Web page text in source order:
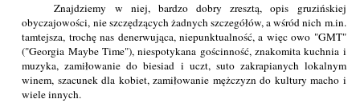
Znajdziemy w niej, bardzo dobry zresztą, opis gruzińskiej
obyczajowości, nie szczędzących żadnych szczegółów, a wśród nich m.in.
tamtejsza, trochę nas denerwująca, niepunktualność, a więc owo "GMT"
("Georgia Maybe Time"), niespotykana gościnność, znakomita kuchnia i
muzyka, zamiłowanie do biesiad i uczt, suto zakrapianych lokalnym
winem, szacunek dla kobiet, zamiłowanie mężczyzn do kultury macho i
wiele innych.